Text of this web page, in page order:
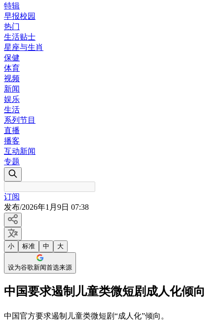
特辑
早报校园
热门
生活贴士
星座与生肖
保健
体育
视频
新闻
娱乐
生活
系列节目
直播
播客
互动新闻
专题
订阅
发布/2026年1月9日 07:38
小 标准 中 大
设为谷歌新闻首选来源
中国要求遏制儿童类微短剧成人化倾向
中国官方要求遏制儿童类微短剧“成人化”倾向。